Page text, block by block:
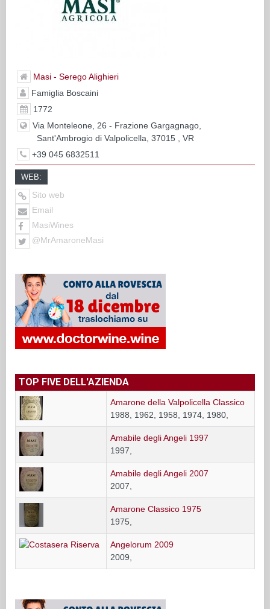
Masi - Serego Alighieri
Famiglia Boscaini
1772
Via Monteleone, 26 - Frazione Gargagnago,
Sant'Ambrogio di Valpolicella, 37015 , VR
+39 045 6832511
WEB:
Sito web
Email
MasiWines
@MrAmaroneMasi
TOP FIVE DELL'AZIENDA
Amarone della Valpolicella Classico
1988, 1962, 1958, 1974, 1980,
Amabile degli Angeli 1997
1997,
Amabile degli Angeli 2007
2007,
Amarone Classico 1975
1975,
Angelorum 2009
2009,